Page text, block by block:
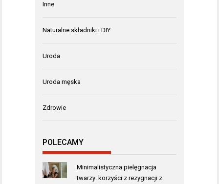
Inne
Naturalne składniki i DIY
Uroda
Uroda męska
Zdrowie
POLECAMY
Minimalistyczna pielęgnacja
twarzy: korzyści z rezygnacji z